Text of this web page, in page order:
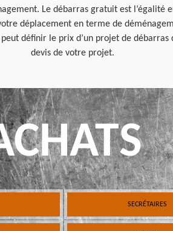
Le débarras gratuit est
déplacement en terme de
définir le prix d’un projet de
devis de votre projet.
SECRÉTAIRES